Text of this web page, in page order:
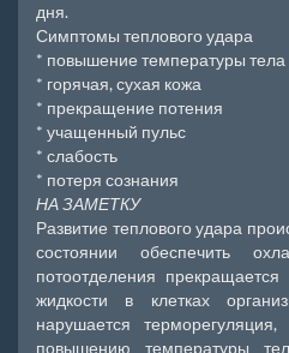
дня.
Симптомы теплового удара
* повышение температуры тела
* горячая, сухая кожа
* прекращение потения
* учащенный пульс
* слабость
* потеря сознания
НА ЗАМЕТКУ
Развитие теплового удара
состоянии обеспечить
потоотделения прекращается
жидкости в клетках
нарушается
повышению температуры